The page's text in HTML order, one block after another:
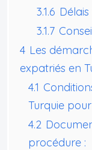
3.1.6
3.1.7
4 Les
expatriés en
4.1
Turquie
4.2
procédure :